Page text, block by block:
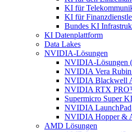
KI für
KI für
Bundes KI
KI Datenplattform
Data Lakes
NVIDIA-Lösungen
NVIDIA-Lösungen
NVIDIA Vera Rubin
NVIDIA Blackwell
NVIDIA RTX
Supermicro Super
NVIDIA LaunchPad
NVIDIA Hopper &
AMD Lösungen